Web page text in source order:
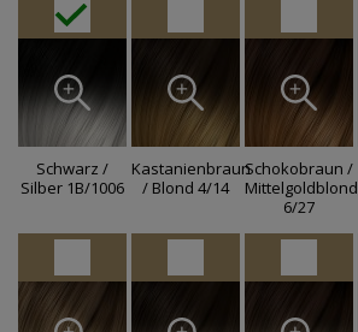
Schwarz /
Silber 1B/1006
Kastanienbraun
/ Blond 4/14
Schokobraun /
Mittelgoldblond
6/27